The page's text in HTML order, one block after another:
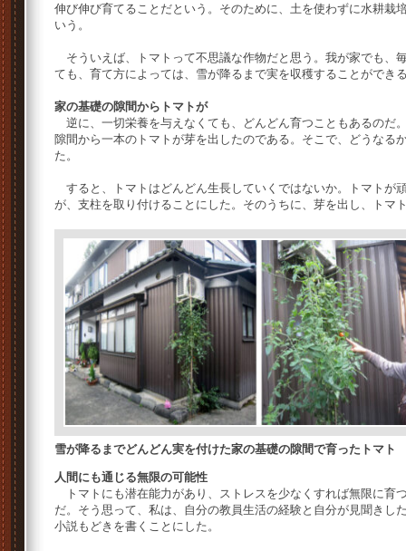
伸び伸び育てることだという。そのために、土を使わずに水耕栽
いう。
そういえば、トマトって不思議な作物だと思う。我が家でも、
ても、育て方によっては、雪が降るまで実を収穫することができ
家の基礎の隙間からトマトが
逆に、一切栄養を与えなくても、どんどん育つこともあるのだ
隙間から一本のトマトが芽を出したのである。そこで、どうなる
た。
すると、トマトはどんどん生長していくではないか。トマトが
が、支柱を取り付けることにした。そのうちに、芽を出し、トマ
雪が降るまでどんどん実を付けた家の基礎の隙間で育ったトマト
人間にも通じる無限の可能性
トマトにも潜在能力があり、ストレスを少なくすれば無限に育
だ。そう思って、私は、自分の教員生活の経験と自分が見聞きし
小説もどきを書くことにした。